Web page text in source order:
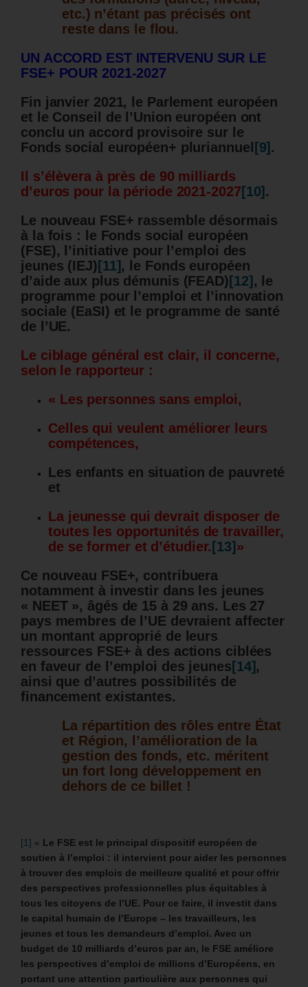
etc.) n’étant pas précisés ont
reste dans le flou.
UN ACCORD EST INTERVENU SUR LE
FSE+ POUR 2021-2027
Fin janvier 2021, le Parlement européen
et le Conseil de l’Union européen ont
conclu un accord provisoire sur le
Fonds social européen+ pluriannuel [9] .
Il s’élèvera à près de 90 milliards
d’euros pour la période 2021-2027 [10] .
Le nouveau FSE+ rassemble désormais
à la fois : le Fonds social européen
(FSE), l’initiative pour l’emploi des
jeunes (IEJ) [11], le Fonds européen
d’aide aux plus démunis (FEAD) [12] , le
programme pour l’emploi et l’innovation
sociale (EaSI) et le programme de santé
de l’UE.
Le ciblage général est clair, il concerne,
selon le rapporteur :
« Les personnes sans emploi,
Celles qui veulent améliorer leurs
compétences,
Les enfants en situation de pauvreté
et
La jeunesse qui devrait disposer de
toutes les opportunités de travailler,
de se former et d’étudier. [13] »
Ce nouveau FSE+, contribuera
notamment à investir dans les jeunes
« NEET », âgés de 15 à 29 ans. Les 27
pays membres de l’UE devraient affecter
un montant approprié de leurs
ressources FSE+ à des actions ciblées
en faveur de l’emploi des jeunes [14],
ainsi que d’autres possibilités de
financement existantes.
La répartition des rôles entre État
et Région, l’amélioration de la
gestion des fonds, etc. méritent
un fort long développement en
dehors de ce billet !
[1] « Le FSE est le principal dispositif européen de
soutien à l’emploi : il intervient pour aider les personnes
à trouver des emplois de meilleure qualité et pour offrir
des perspectives professionnelles plus équitables à
tous les citoyens de l’UE. Pour ce faire, il investit dans
le capital humain de l’Europe – les travailleurs, les
jeunes et tous les demandeurs d’emploi. Avec un
budget de 10 milliards d’euros par an, le FSE améliore
les perspectives d’emploi de millions d’Européens, en
portant une attention particulière aux personnes qui